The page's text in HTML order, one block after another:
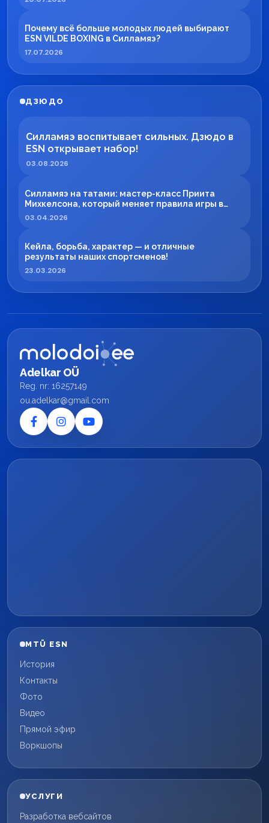
Почему всё больше молодых людей выбирают
ESN VILDE BOXING в Силламяэ?
17.07.2026
ДЗЮДО
Силламяэ воспитывает сильных. Дзюдо в
ESN открывает набор!
03.08.2026
Силламяэ на татами: мастер-класс Приита
Михкелсона, который меняет правила игры в
регионе
03.04.2026
Кейла, борьба, характер — и отличные
результаты наших спортсменов!
23.03.2026
Adelkar OÜ
Reg. nr: 16257149
ou.adelkar@gmail.com
MTÜ ESN
История
Контакты
Фото
Видео
Прямой эфир
Воркшопы
УСЛУГИ
Разработка вебсайтов